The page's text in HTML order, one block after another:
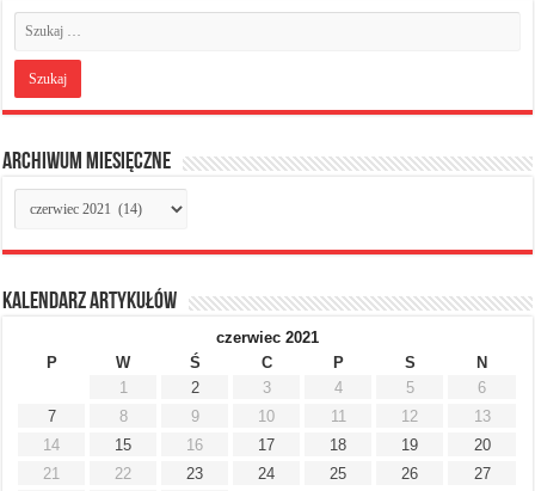
Archiwum miesięczne
Archiwum
miesięczne
Kalendarz artykułów
czerwiec 2021
P
W Ś C P S
N
1
2 3 4 5
6
7
8 9 10 11 12
13
14
15 16 17 18 19
20
21
22 23 24 25 26
27